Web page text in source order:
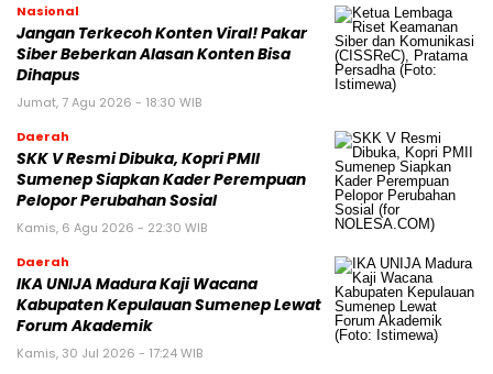
Nasional
Jangan Terkecoh Konten Viral! Pakar
Siber Beberkan Alasan Konten Bisa
Dihapus
Jumat, 7 Agu 2026 - 18:30 WIB
Daerah
SKK V Resmi Dibuka, Kopri PMII
Sumenep Siapkan Kader Perempuan
Pelopor Perubahan Sosial
Kamis, 6 Agu 2026 - 22:30 WIB
Daerah
IKA UNIJA Madura Kaji Wacana
Kabupaten Kepulauan Sumenep Lewat
Forum Akademik
Kamis, 30 Jul 2026 - 17:24 WIB